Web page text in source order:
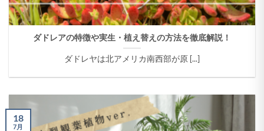
ダドレアの特徴や実生・植え替えの方法を徹底解説！
ダドレヤは北アメリカ南西部が原 [...]
18
7月